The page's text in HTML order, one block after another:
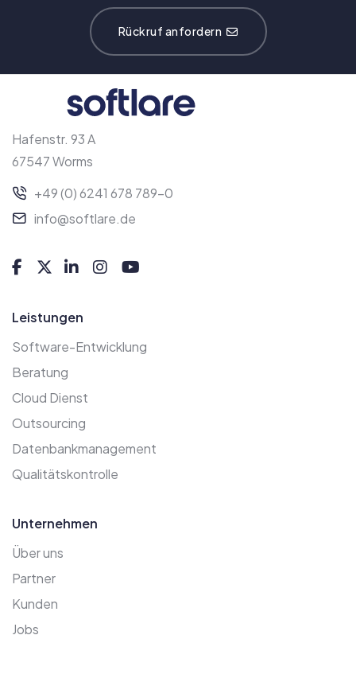
Rückruf anfordern
Hafenstr. 93 A
67547 Worms
+49 (0) 6241 678 789-0
info@softlare.de
Leistungen
Software-Entwicklung
Beratung
Cloud Dienst
Outsourcing
Datenbankmanagement
Qualitätskontrolle
Unternehmen
Über uns
Partner
Kunden
Jobs